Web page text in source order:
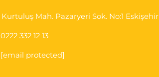
Kurtuluş Mah. Pazaryeri Sok. No:1 Eskişehir
0222 332 12 13
[email protected]